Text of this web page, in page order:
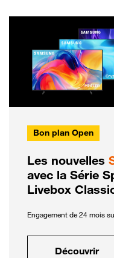
Bon plan Open
Les nouvelles
avec la Série
Livebox
Engagement de 24 mois
Découvrir